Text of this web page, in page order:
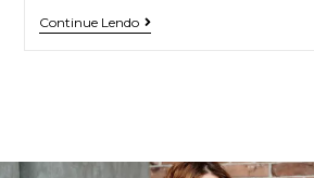
Continue Lendo